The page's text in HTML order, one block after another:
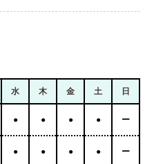
水 木 金 土 日
● ● ● ● ー
● ● ● ● ー